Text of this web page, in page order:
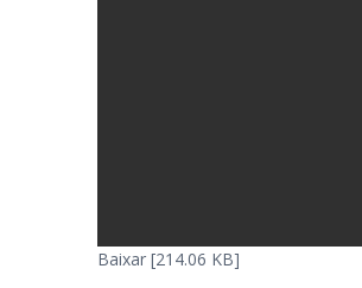
Baixar [214.06 KB]